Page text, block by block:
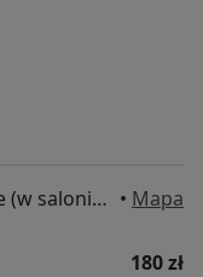
Sokolska 9/2 - 1 piętro, Katowice (w salonie Isabel Medical Day SPA), Katowice • Mapa
180 zł